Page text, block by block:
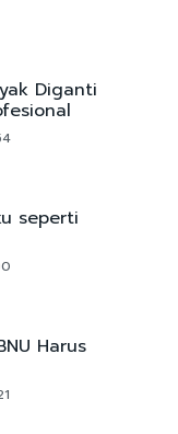
Diganti
seperti
Harus